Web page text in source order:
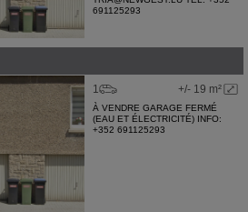
691125293
+/- 19 m²
1
À VENDRE GARAGE FERMÉ
(EAU ET ÉLECTRICITÉ) INFO:
+352 691125293